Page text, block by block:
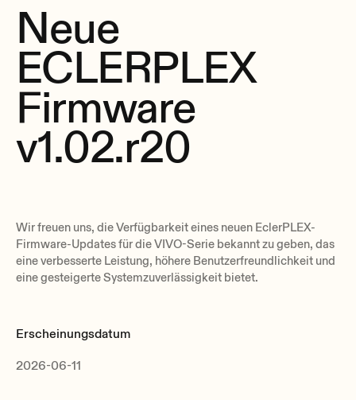
Neue
ECLERPLEX
Firmware
v1.02.r20
Wir freuen uns, die Verfügbarkeit eines neuen EclerPLEX-
Firmware-Updates für die VIVO-Serie bekannt zu geben, das
eine verbesserte Leistung, höhere Benutzerfreundlichkeit und
eine gesteigerte Systemzuverlässigkeit bietet.
Erscheinungsdatum
2026-06-11